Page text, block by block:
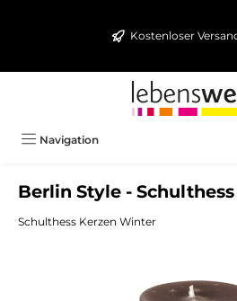
Kostenloser
Navigation
Berlin Style -
Schulthess Kerzen Winter